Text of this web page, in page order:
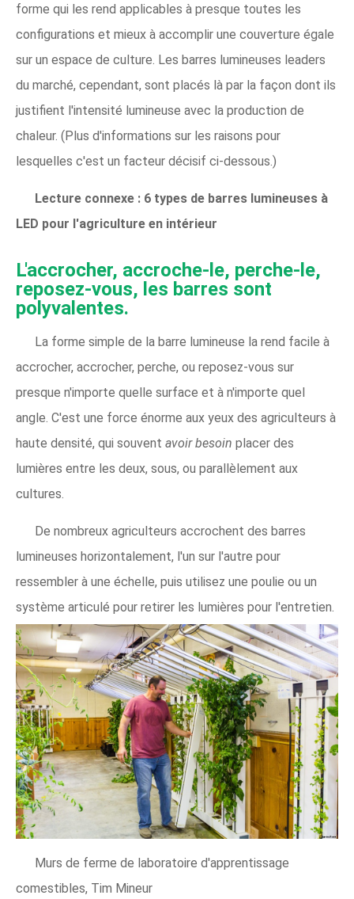
forme qui les rend applicables à presque toutes les
configurations et mieux à accomplir une couverture égale
sur un espace de culture. Les barres lumineuses leaders
du marché, cependant, sont placés là par la façon dont ils
justifient l'intensité lumineuse avec la production de
chaleur. (Plus d'informations sur les raisons pour
lesquelles c'est un facteur décisif ci-dessous.)
Lecture connexe : 6 types de barres lumineuses à
LED pour l'agriculture en intérieur
L'accrocher, accroche-le, perche-le,
reposez-vous, les barres sont
polyvalentes.
La forme simple de la barre lumineuse la rend facile à
accrocher, accrocher, perche, ou reposez-vous sur
presque n'importe quelle surface et à n'importe quel
angle. C'est une force énorme aux yeux des agriculteurs à
haute densité, qui souvent avoir besoin placer des
lumières entre les deux, sous, ou parallèlement aux
cultures.
De nombreux agriculteurs accrochent des barres
lumineuses horizontalement, l'un sur l'autre pour
ressembler à une échelle, puis utilisez une poulie ou un
système articulé pour retirer les lumières pour l'entretien.
Murs de ferme de laboratoire d'apprentissage
comestibles, Tim Mineur